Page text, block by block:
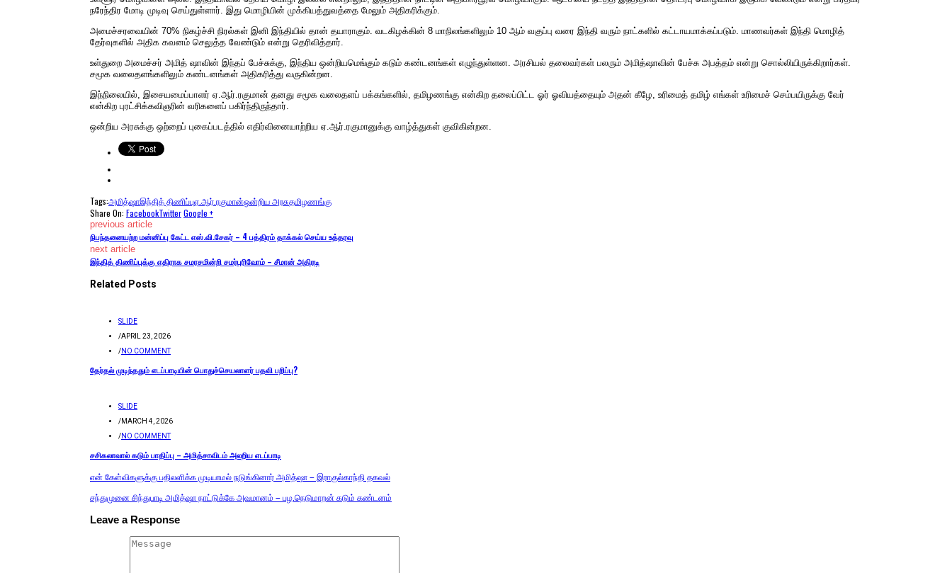
நரேந்திர மோடி முடிவு செய்துள்ளார். இது மொழியின் முக்கியத்துவத்தை மேலும் அதிகரிக்கும்.
அமைச்சரவையின் 70% நிகழ்ச்சி நிரல்கள் இனி இந்தியில் தான் தயாராகும். வடகிழக்கின் 8 மாநிலங்களிலும் 10 ஆம் வகுப்பு வரை இந்தி வரும் நாட்களில் கட்டாயமாக்கப்படும். மாணவர்கள் இந்தி மொழித்
தேர்வுகளில் அதிக கவனம் செலுத்த வேண்டும் என்று தெரிவித்தார்.
உள்துறை அமைச்சர் அமித் ஷாவின் இந்தப் பேச்சுக்கு, இந்திய ஒன்றியமெங்கும் கடும் கண்டனங்கள் எழுந்துள்ளன. அரசியல் தலைவர்கள் பலரும் அமித்ஷாவின் பேச்சு அபத்தம் என்று சொல்லியிருக்கிறார்கள்.
சமூக வலைதளங்களிலும் கண்டனங்கள் அதிகரித்து வருகின்றன.
இந்நிலையில், இசையமைப்பாளர் ஏ.ஆர்.ரகுமான் தனது சமூக வலைதளப் பக்கங்களில், தமிழணங்கு என்கிற தலைப்பிட்ட ஓர் ஓவியத்தையும் அதன் கீழே, உரிமைத் தமிழ் எங்கள் உரிமைச் செம்பயிருக்கு வேர்
என்கிற புரட்சிக்கவிஞரின் வரிகளைப் பகிர்ந்திருந்தார்.
ஒன்றிய அரசுக்கு ஒற்றைப் புகைப்படத்தில் எதிர்வினையாற்றிய ஏ.ஆர்.ரகுமானுக்கு வாழ்த்துகள் குவிகின்றன.
Tags:அமித்ஷாஇந்தித் திணிப்புஏ.ஆர்.ரகுமான்ஒன்றிய அரசுதமிழணங்கு
Share On: FacebookTwitterGoogle +
previous article
நிபந்தனையற்ற மன்னிப்பு கேட்ட எஸ்.வி.சேகர் – 4 பத்திரம் தாக்கல் செய்ய உத்தரவு
next article
இந்தித் திணிப்புக்கு எதிராக சமரசமின்றி சமர்புரிவோம் – சீமான் அதிரடி
Related Posts
SLIDE
/APRIL 23, 2026
/NO COMMENT
தேர்தல் முடிந்ததும் எடப்பாடியின் பொதுச்செயலாளர் பதவி பறிப்பு?
SLIDE
/MARCH 4, 2026
/NO COMMENT
சசிகலாவால் கடும் பாதிப்பு – அமித்சாவிடம் அலறிய எடப்பாடி
என் கேள்விகளுக்கு பதிலளிக்க முடியாமல் நடுங்கினார் அமித்ஷா – இராகுல்காந்தி தகவல்
சந்துமுனை சிந்துபாடி அமித்ஷா நாட்டுக்கே அவமானம் – பழ.நெடுமாறன் கடும் கண்டனம்
Leave a Response